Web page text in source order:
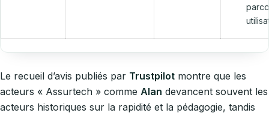
Le recueil d’avis publiés par Trustpilot montre que les
acteurs « Assurtech » comme Alan devancent souvent les
acteurs historiques sur la rapidité et la pédagogie, tandis